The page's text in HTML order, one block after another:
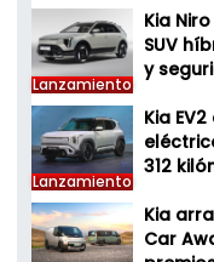
Lanzamiento
Kia
SUV
y
Lanzamiento
Kia
312
Kia
Car